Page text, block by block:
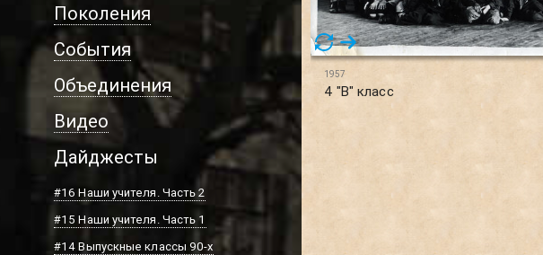
Поколения
События
Объединения
Видео
Дайджесты
#16 Наши учителя. Часть 2
#15 Наши учителя. Часть 1
#14 Выпускные классы 90-х
1957
4 "В" класс